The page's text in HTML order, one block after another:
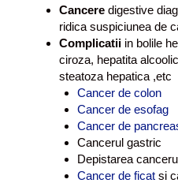
Cancere digestive
ridica suspiciunea de
Complicatii in bolile
ciroza, hepatita
steatoza hepatica ,etc
Cancer de colon
Cancer de esofag
Cancer de
Cancerul gastric
Depistarea
Cancer de ficatsi